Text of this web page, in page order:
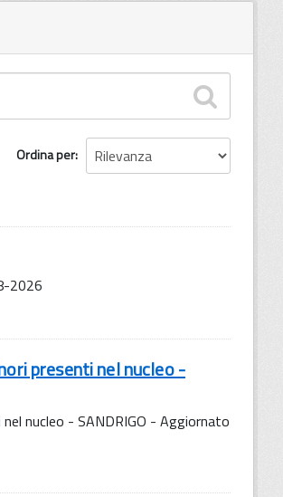
Ordina per
2026
presenti nel nucleo -
nucleo - SANDRIGO - Aggiornato